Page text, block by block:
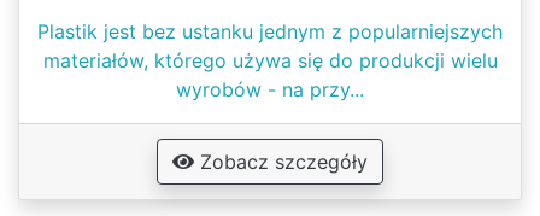
Plastik jest bez ustanku jednym z popularniejszych
materiałów, którego używa się do produkcji wielu
wyrobów - na przy...
Zobacz szczegóły